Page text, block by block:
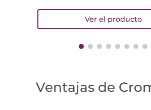
Ventajas de